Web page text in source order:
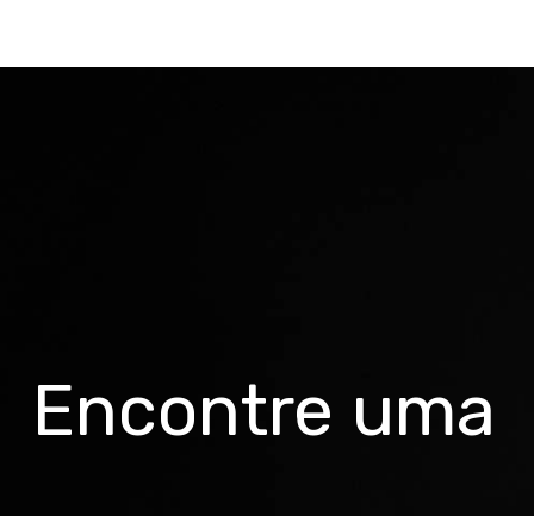
Encontre uma